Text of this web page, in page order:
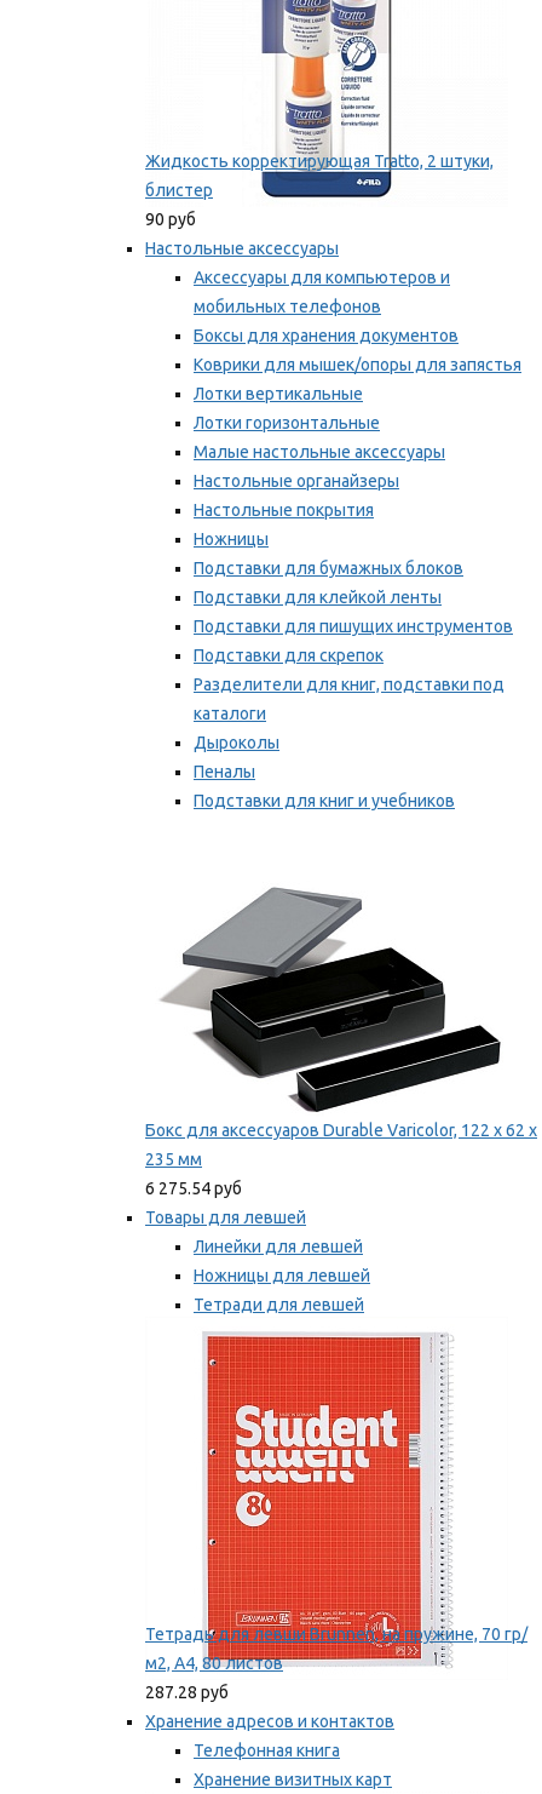
Жидкость корректирующая Tratto, 2 штуки,
блистер
90 руб
Настольные аксессуары
Аксессуары для компьютеров и
мобильных телефонов
Боксы для хранения документов
Коврики для мышек/опоры для запястья
Лотки вертикальные
Лотки горизонтальные
Малые настольные аксессуары
Настольные органайзеры
Настольные покрытия
Ножницы
Подставки для бумажных блоков
Подставки для клейкой ленты
Подставки для пишущих инструментов
Подставки для скрепок
Разделители для книг, подставки под
каталоги
Дыроколы
Пеналы
Подставки для книг и учебников
Бокс для аксессуаров Durable Varicolor, 122 x 62 x
235 мм
6 275.54 руб
Товары для левшей
Линейки для левшей
Ножницы для левшей
Тетради для левшей
Точилки для левшей
Мы рекомендуем
Тетрадь для левши Brunnen, на пружине, 70 гр/
м2, А4, 80 листов
287.28 руб
Хранение адресов и контактов
Телефонная книга
Хранение визитных карт